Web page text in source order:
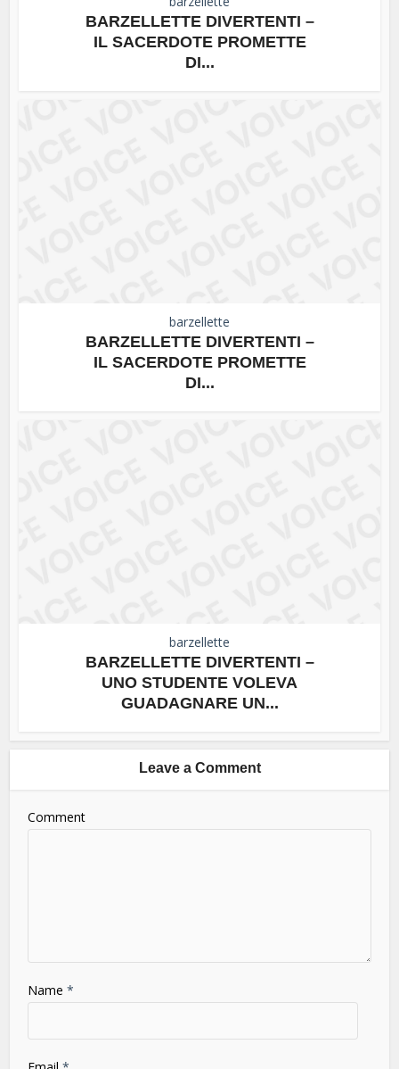
BARZELLETTE DIVERTENTI –
IL SACERDOTE PROMETTE
DI...
barzellette
BARZELLETTE DIVERTENTI –
IL SACERDOTE PROMETTE
DI...
barzellette
BARZELLETTE DIVERTENTI –
UNO STUDENTE VOLEVA
GUADAGNARE UN...
Leave a Comment
Comment
Name*